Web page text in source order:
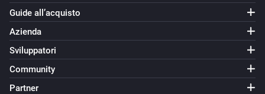
Guide all’acquisto
Azienda
Sviluppatori
Community
Partner